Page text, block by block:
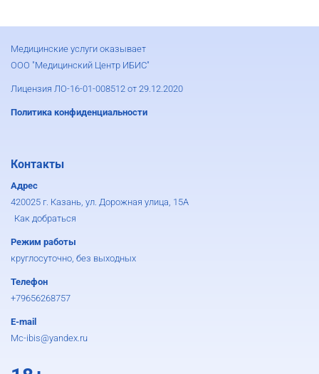
Медицинские услуги оказывает
ООО "Медицинский Центр ИБИС"
Лицензия ЛО-16-01-008512 от 29.12.2020
Политика конфиденциальности
Контакты
Адрес
420025 г. Казань, ул. Дорожная улица, 15А
Как добраться
Режим работы
круглосуточно, без выходных
Телефон
+79656268757
E-mail
Mc-ibis@yandex.ru